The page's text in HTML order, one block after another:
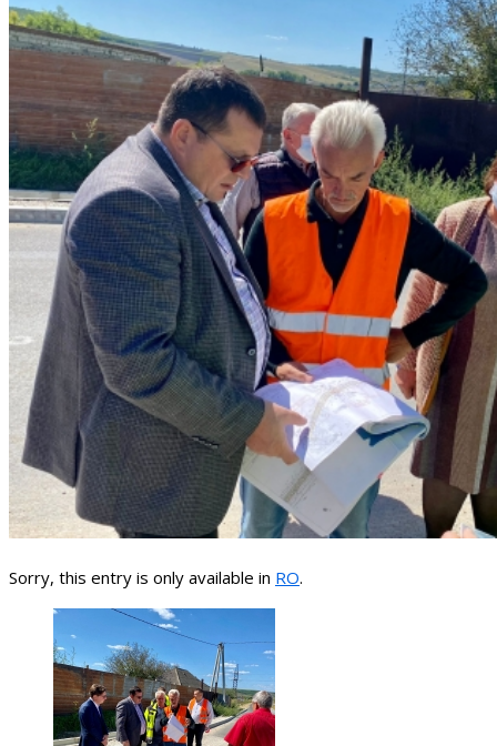
Sorry, this entry is only available in RO.